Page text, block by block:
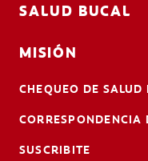
SALUD BUCAL
MISIÓN
CHEQUEO DE SALUD
CORRESPONDENCIA
SUSCRIBITE